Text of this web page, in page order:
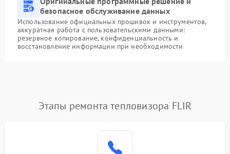
безопасное обслуживание данных
Использование официальных прошивок и инструментов,
аккуратная работа с пользовательскими данными:
резервное копирование, конфиденциальность и
восстановление информации при необходимости
Этапы ремонта тепловизора FLIR